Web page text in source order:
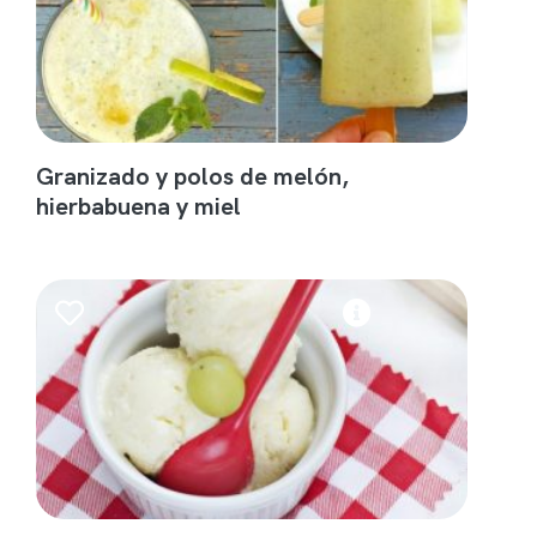
Granizado y polos de melón,
hierbabuena y miel